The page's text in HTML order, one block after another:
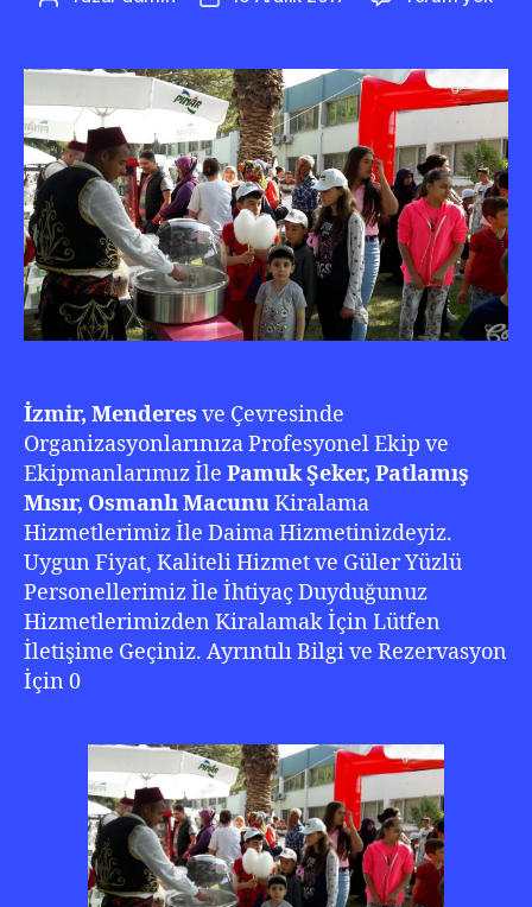
210
20
İzmir, Menderes ve Çevresinde
Organizasyonlarınıza Profesyonel Ekip ve
Ekipmanlarımız İle Pamuk Şeker, Patlamış
Mısır, Osmanlı MacunuKiralama
Hizmetlerimiz İle Daima Hizmetinizdeyiz.
Uygun Fiyat, Kaliteli Hizmet ve Güler Yüzlü
Personellerimiz İle İhtiyaç Duyduğunuz
Hizmetlerimizden Kiralamak İçin Lütfen
İletişime Geçiniz. Ayrıntılı Bilgi ve Rezervasyon
İçin 0